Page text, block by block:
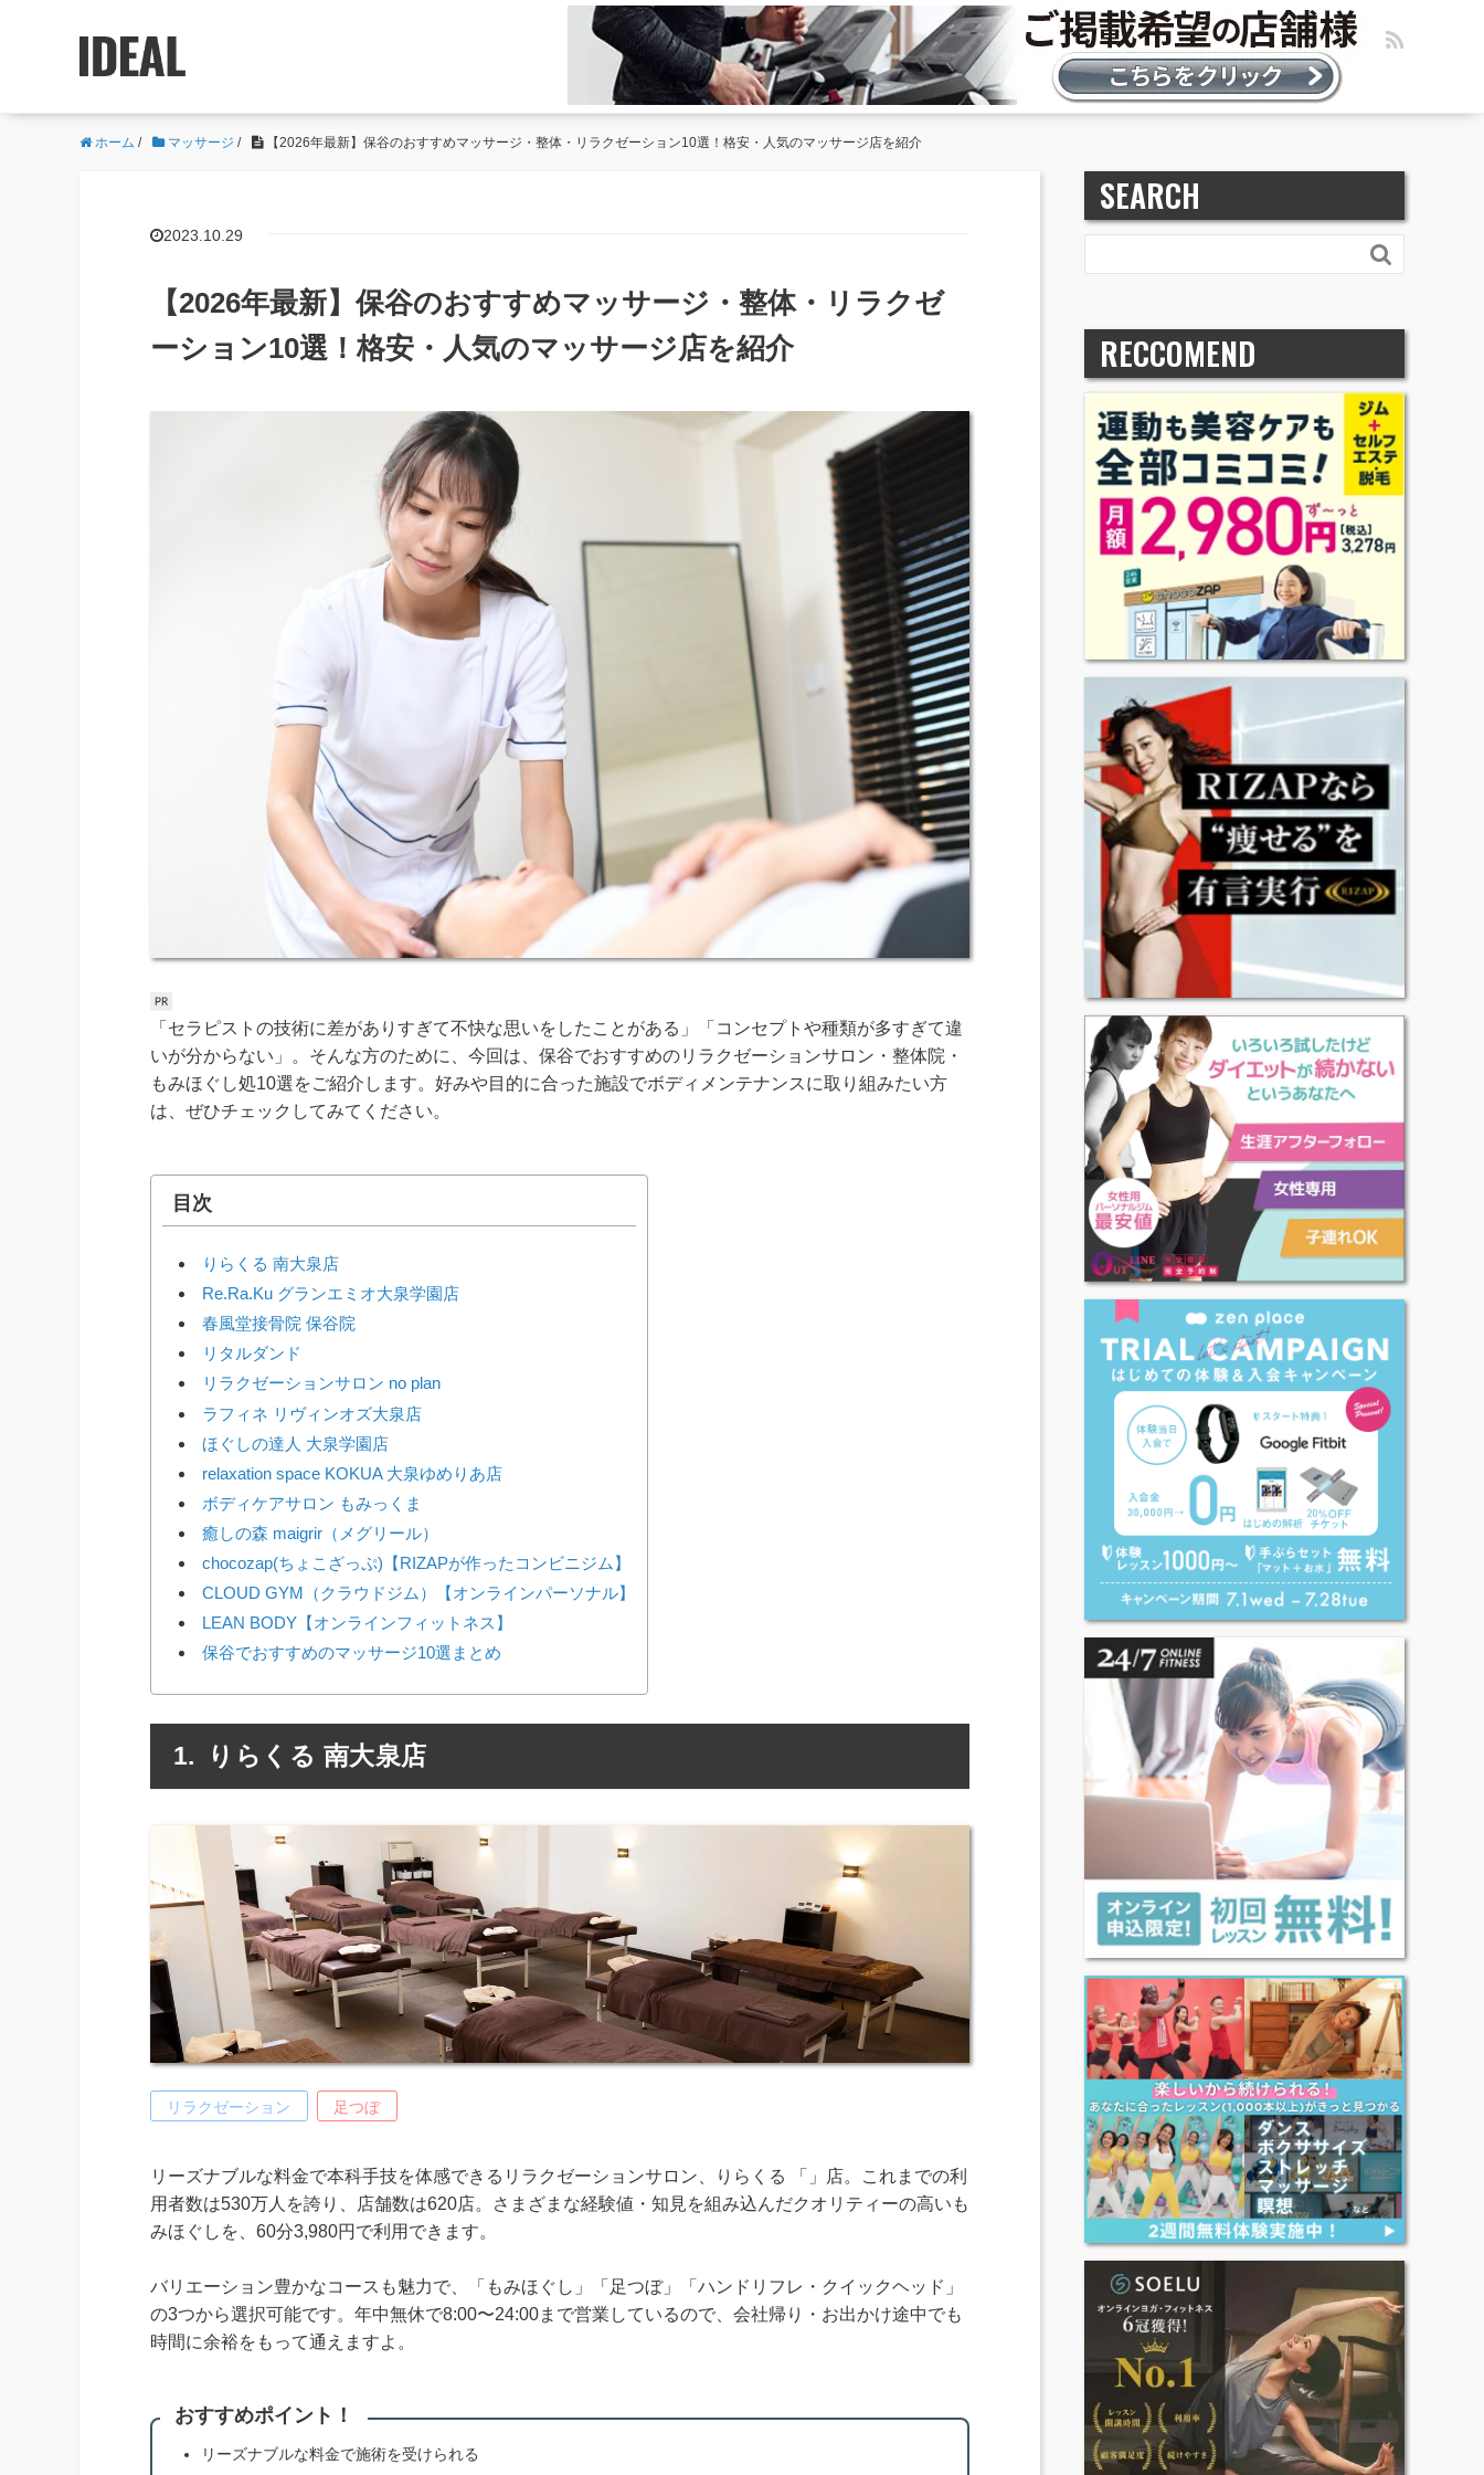
ホーム / マッサージ / 【2026年最新】保谷のおすすめマッサージ・整体・リラクゼーション10選！格安・人気のマッサージ店を紹介
2023.10.29
【2026年最新】保谷のおすすめマッサージ・整体・リラクゼ
ーション10選！格安・人気のマッサージ店を紹介
「セラピストの技術に差がありすぎて不快な思いをしたことがある」「コンセプトや種類が多すぎて違
いが分からない」。そんな方のために、今回は、保谷でおすすめのリラクゼーションサロン・整体院・
もみほぐし処10選をご紹介します。好みや目的に合った施設でボディメンテナンスに取り組みたい方
は、ぜひチェックしてみてください。
目次
りらくる 南大泉店
Re.Ra.Ku グランエミオ大泉学園店
春風堂接骨院 保谷院
リタルダンド
リラクゼーションサロン no plan
ラフィネ リヴィンオズ大泉店
ほぐしの達人 大泉学園店
relaxation space KOKUA 大泉ゆめりあ店
ボディケアサロン もみっくま
癒しの森 maigrir（メグリール）
chocozap(ちょこざっぷ)【RIZAPが作ったコンビニジム】
CLOUD GYM（クラウドジム）【オンラインパーソナル】
LEAN BODY【オンラインフィットネス】
保谷でおすすめのマッサージ10選まとめ
りらくる 南大泉店
リラクゼーション 足つぼ
リーズナブルな料金で本科手技を体感できるリラクゼーションサロン、りらくる 「」店。これまでの利
用者数は530万人を誇り、店舗数は620店。さまざまな経験値・知見を組み込んだクオリティーの高いも
みほぐしを、60分3,980円で利用できます。
バリエーション豊かなコースも魅力で、「もみほぐし」「足つぼ」「ハンドリフレ・クイックヘッド」
の3つから選択可能です。年中無休で8:00〜24:00まで営業しているので、会社帰り・お出かけ途中でも
時間に余裕をもって通えますよ。
おすすめポイント！
リーズナブルな料金で施術を受けられる
SEARCH

RECCOMEND